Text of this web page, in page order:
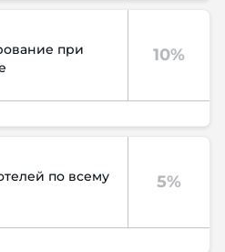
10%
при
5%
по всему